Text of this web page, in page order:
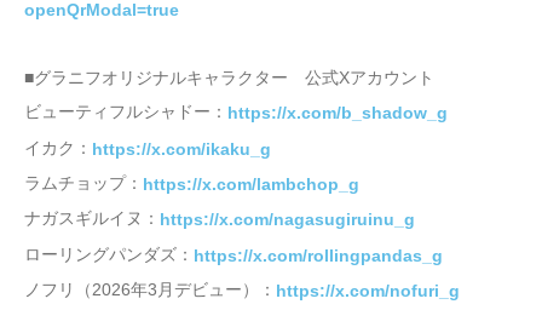
openQrModal=true
■グラニフオリジナルキャラクター 公式Xアカウント
ビューティフルシャドー： https://x.com/b_shadow_g
イカク： https://x.com/ikaku_g
ラムチョップ： https://x.com/lambchop_g
ナガスギルイヌ： https://x.com/nagasugiruinu_g
ローリングパンダズ： https://x.com/rollingpandas_g
ノフリ（2026年3月デビュー）： https://x.com/nofuri_g